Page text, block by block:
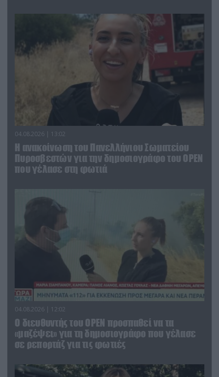
04.08.2026 | 13:02
Η ανακοίνωση του Πανελλήνιου Σωματείου
Πυροσβεστών για την δημοσιογράφο του OPEN
που γέλασε στη φωτιά
04.08.2026 | 12:02
O διευθυντής του OPEN προσπαθεί να τα
«μαζέψει» για τη δημοσιογράφο που γέλασε
σε ρεπορτάζ για τις φωτιές